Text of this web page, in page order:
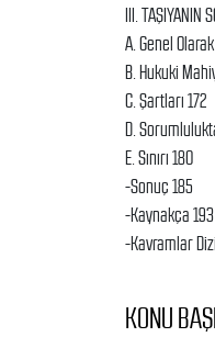
III. TAŞIYANIN
A. Genel
B. Hukuki
C. Şartları 172
D.
E. Sınırı 180
-Sonuç 185
-Kaynakça 193
-Kavramlar
KONU